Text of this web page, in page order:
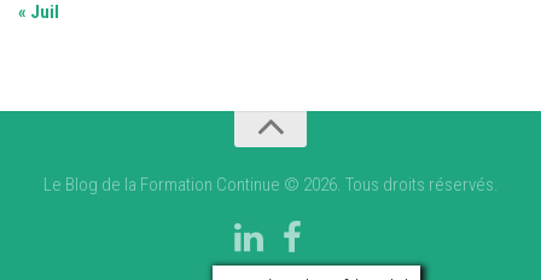
« Juil
Le Blog de la Formation Continue © 2026. Tous droits réservés.